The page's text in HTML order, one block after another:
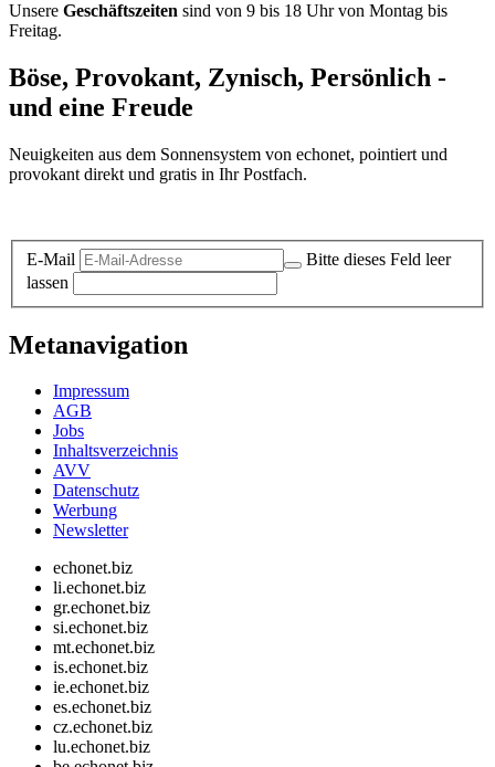
Unsere Geschäftszeiten sind von 9 bis 18 Uhr von Montag bis
Freitag.
Böse, Provokant, Zynisch, Persönlich -
und eine Freude
Neuigkeiten aus dem Sonnensystem von echonet, pointiert und
provokant direkt und gratis in Ihr Postfach.
E-Mail
Bitte dieses Feld leer
lassen
Metanavigation
Impressum
AGB
Jobs
Inhaltsverzeichnis
AVV
Datenschutz
Werbung
Newsletter
echonet.biz
li.echonet.biz
gr.echonet.biz
si.echonet.biz
mt.echonet.biz
is.echonet.biz
ie.echonet.biz
es.echonet.biz
cz.echonet.biz
lu.echonet.biz